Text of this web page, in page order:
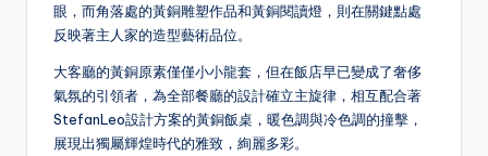
眼，而角落處的黃銅雕塑作品和黃銅閱讀燈，則在關鍵點處
反映著主人家的造型藝術品位。
大客廳的黃銅原素僅僅小小龍套，但在飯店早已變成了奢侈
氣氛的引領者，為全部餐廳的設計確立主旋律，相互配合著
StefanLeo設計方案的黃銅飯桌，暖色調與冷色調的撞擊，
展現出獨屬輝煌時代的雅致，絢麗多彩。